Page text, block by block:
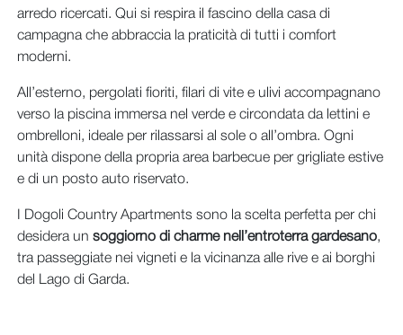
arredo ricercati. Qui si respira il fascino della casa di
campagna che abbraccia la praticità di tutti i comfort
moderni.
All’esterno, pergolati fioriti, filari di vite e ulivi accompagnano
verso la piscina immersa nel verde e circondata da lettini e
ombrelloni, ideale per rilassarsi al sole o all’ombra. Ogni
unità dispone della propria area barbecue per grigliate estive
e di un posto auto riservato.
I Dogoli Country Apartments sono la scelta perfetta per chi
desidera un soggiorno di charme nell’entroterra gardesano,
tra passeggiate nei vigneti e la vicinanza alle rive e ai borghi
del Lago di Garda.